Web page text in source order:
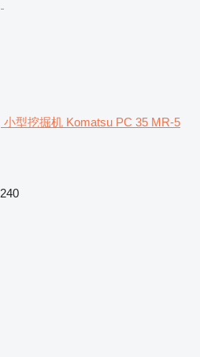
小型挖掘机 Komatsu PC 35 MR-5